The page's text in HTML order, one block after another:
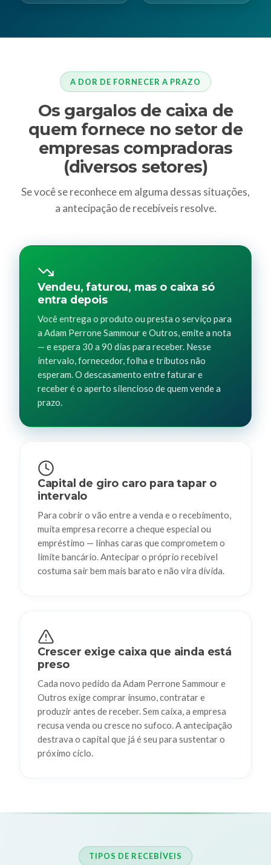
A DOR DE FORNECER A PRAZO
Os gargalos de caixa de
quem fornece no setor de
empresas compradoras
(diversos setores)
Se você se reconhece em alguma dessas situações,
a antecipação de recebíveis resolve.
Vendeu, faturou, mas o caixa só
entra depois
Você entrega o produto ou presta o serviço para
a Adam Perrone Sammour e Outros, emite a nota
— e espera 30 a 90 dias para receber. Nesse
intervalo, fornecedor, folha e tributos não
esperam. O descasamento entre faturar e
receber é o aperto silencioso de quem vende a
prazo.
Capital de giro caro para tapar o
intervalo
Para cobrir o vão entre a venda e o recebimento,
muita empresa recorre a cheque especial ou
empréstimo — linhas caras que comprometem o
limite bancário. Antecipar o próprio recebível
costuma sair bem mais barato e não vira dívida.
Crescer exige caixa que ainda está
preso
Cada novo pedido da Adam Perrone Sammour e
Outros exige comprar insumo, contratar e
produzir antes de receber. Sem caixa, a empresa
recusa venda ou cresce no sufoco. A antecipação
destrava o capital que já é seu para sustentar o
próximo ciclo.
TIPOS DE RECEBÍVEIS